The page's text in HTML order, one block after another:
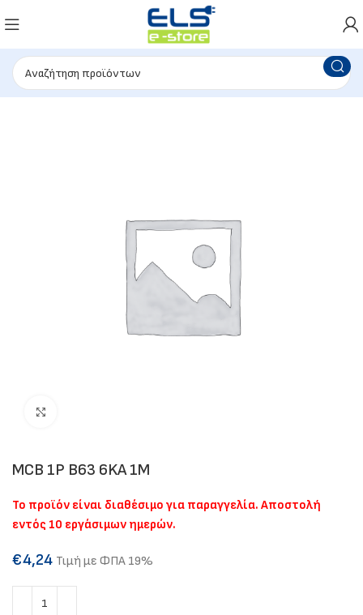
MCB 1P B63 6KA 1M
Το προϊόν είναι διαθέσιμο για παραγγελία. Αποστολή
εντός 10 εργάσιμων ημερών.
€4,24 Τιμή με ΦΠΑ 19%